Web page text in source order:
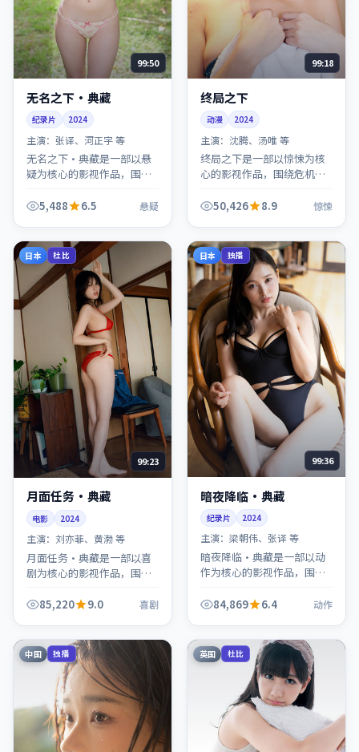
99:50
无名之下·典藏
纪录片 2024
主演： 张译、河正宇 等
无名之下·典藏是一部以悬
疑为核心的影视作品，围绕
开，整体节奏紧凑，值得推
5,488 6.5 悬疑
99:18
终局之下
动漫 2024
主演：沈腾、汤唯 等
终局之下是一部以惊悚为核
心的影视作品，围绕危机、
节奏紧凑，值得推荐观看。
50,426 8.9 惊悚
日本 杜比
99:23
月面任务·典藏
电影 2024
主演： 刘亦菲、黄渤 等
月面任务·典藏是一部以喜
剧为核心的影视作品，围绕
开，整体节奏紧凑，值得推
85,220 9.0 喜剧
日本 独播
99:36
暗夜降临·典藏
纪录片 2024
主演：梁朝伟、张译 等
暗夜降临·典藏是一部以动
作为核心的影视作品，围绕
开，整体节奏紧凑，值得推
84,869 6.4 动作
中国 独播 英国 杜比